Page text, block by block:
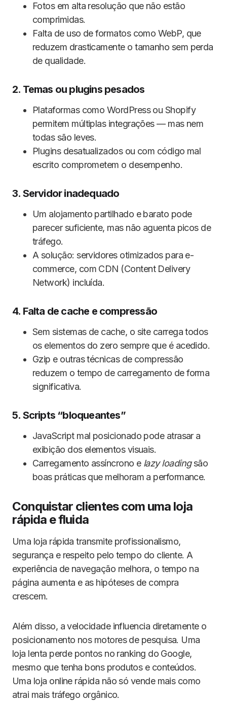
Fotos em alta resolução que não estão
comprimidas.
Falta de uso de formatos como WebP, que
reduzem drasticamente o tamanho sem perda
de qualidade.
2. Temas ou plugins pesados
Plataformas como WordPress ou Shopify
permitem múltiplas integrações — mas nem
todas são leves.
Plugins desatualizados ou com código mal
escrito comprometem o desempenho.
3. Servidor inadequado
Um alojamento partilhado e barato pode
parecer suficiente, mas não aguenta picos de
tráfego.
A solução: servidores otimizados para e-
commerce, com CDN (Content Delivery
Network) incluída.
4. Falta de cache e compressão
Sem sistemas de cache, o site carrega todos
os elementos do zero sempre que é acedido.
Gzip e outras técnicas de compressão
reduzem o tempo de carregamento de forma
significativa.
5. Scripts “bloqueantes”
JavaScript mal posicionado pode atrasar a
exibição dos elementos visuais.
Carregamento assíncrono e lazy loadingsão
boas práticas que melhoram a performance.
Conquistar clientes com uma loja
rápida e fluida
Uma loja rápida transmite profissionalismo,
segurança e respeito pelo tempo do cliente. A
experiência de navegação melhora, o tempo na
página aumenta e as hipóteses de compra
crescem.
Além disso, a velocidade influencia diretamente o
posicionamento nos motores de pesquisa. Uma
loja lenta perde pontos no ranking do Google,
mesmo que tenha bons produtos e conteúdos.
Uma loja online rápida não só vende mais como
atrai mais tráfego orgânico.